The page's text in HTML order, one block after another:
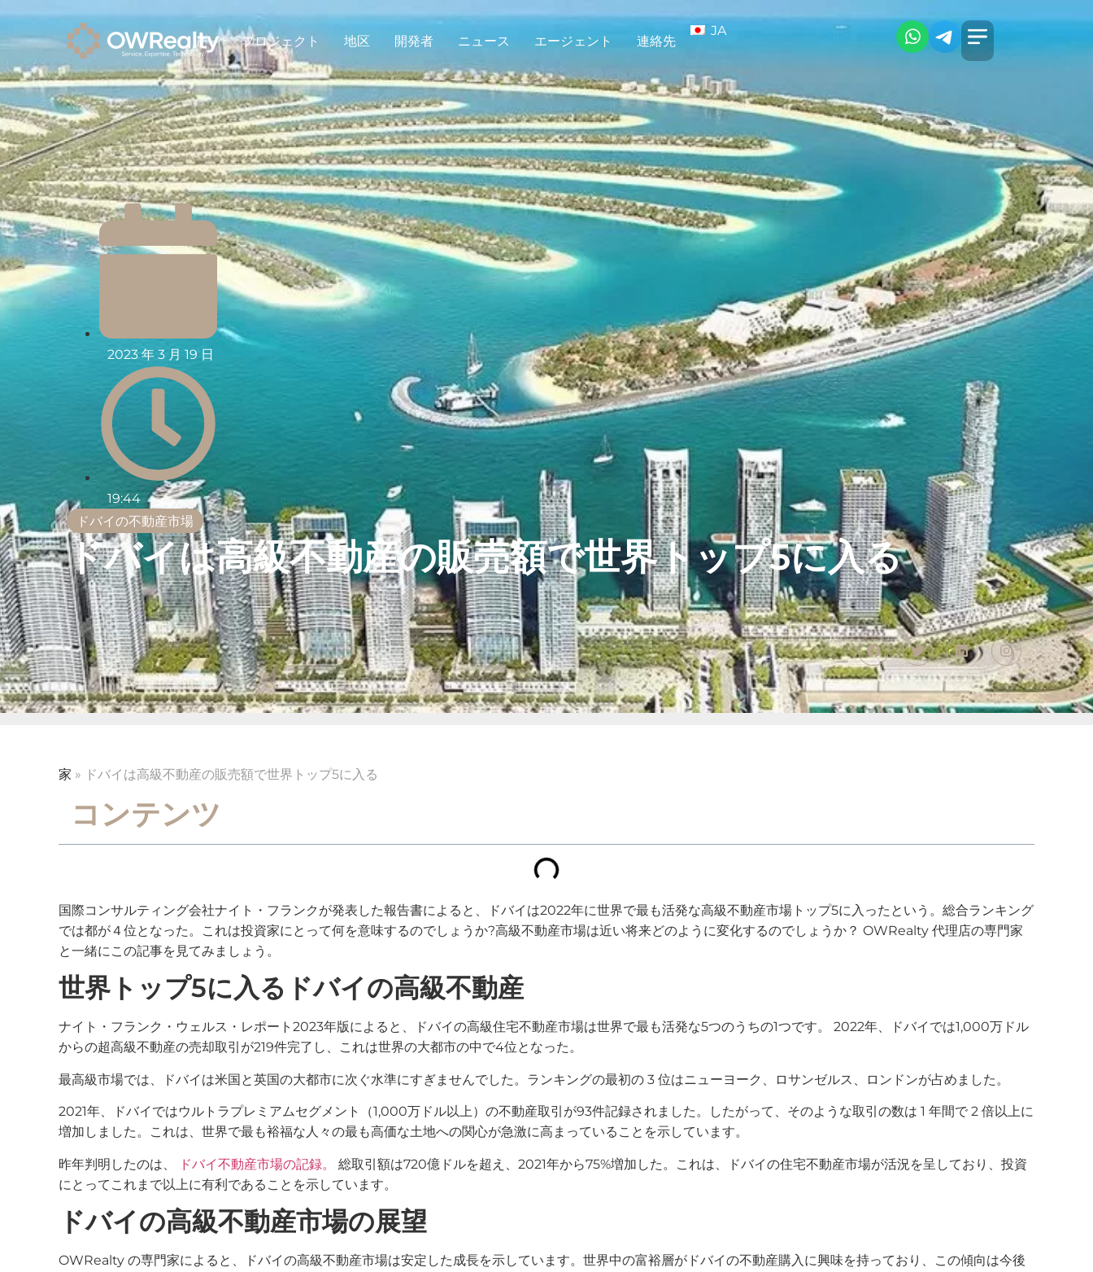
プロジェクト 地区 開発者 ニュース エージェント 連絡先
JA
2023 年 3 月 19 日
19:44
ドバイの不動産市場
ドバイは高級不動産の販売額で世界トップ5に入る
家 » ドバイは高級不動産の販売額で世界トップ5に入る
コンテンツ
国際コンサルティング会社ナイト・フランクが発表した報告書によると、ドバイは2022年に世界で最も活発な高級不動産市場トップ5に入ったという。総合ランキング
では都が４位となった。これは投資家にとって何を意味するのでしょうか?高級不動産市場は近い将来どのように変化するのでしょうか？ OWRealty 代理店の専門家
と一緒にこの記事を見てみましょう。
世界トップ5に入るドバイの高級不動産
ナイト・フランク・ウェルス・レポート2023年版によると、ドバイの高級住宅不動産市場は世界で最も活発な5つのうちの1つです。 2022年、ドバイでは1,000万ドル
からの超高級不動産の売却取引が219件完了し、これは世界の大都市の中で4位となった。
最高級市場では、ドバイは米国と英国の大都市に次ぐ水準にすぎませんでした。ランキングの最初の 3 位はニューヨーク、ロサンゼルス、ロンドンが占めました。
2021年、ドバイではウルトラプレミアムセグメント（1,000万ドル以上）の不動産取引が93件記録されました。したがって、そのような取引の数は 1 年間で 2 倍以上に
増加しました。これは、世界で最も裕福な人々の最も高価な土地への関心が急激に高まっていることを示しています。
昨年判明したのは、 ドバイ不動産市場の記録。
総取引額は720億ドルを超え、2021年から75%増加した。これは、ドバイの住宅不動産市場が活況を呈しており、投資
にとってこれまで以上に有利であることを示しています。
ドバイの高級不動産市場の展望
OWRealty の専門家によると、ドバイの高級不動産市場は安定した成長を示しています。世界中の富裕層がドバイの不動産購入に興味を持っており、この傾向は今後